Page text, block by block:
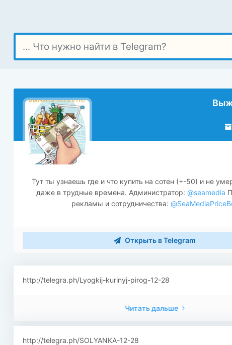
Тут ты узнаешь где и что купить на сотен (+-50) и не
даже в трудные времена. Администратор: @seamedia
рекламы и сотрудничества:
Открыть в Telegram
http://telegra.ph/Lyogkij-kurinyj-pirog-12-28
Читать дальше
http://telegra.ph/SOLYANKA-12-28